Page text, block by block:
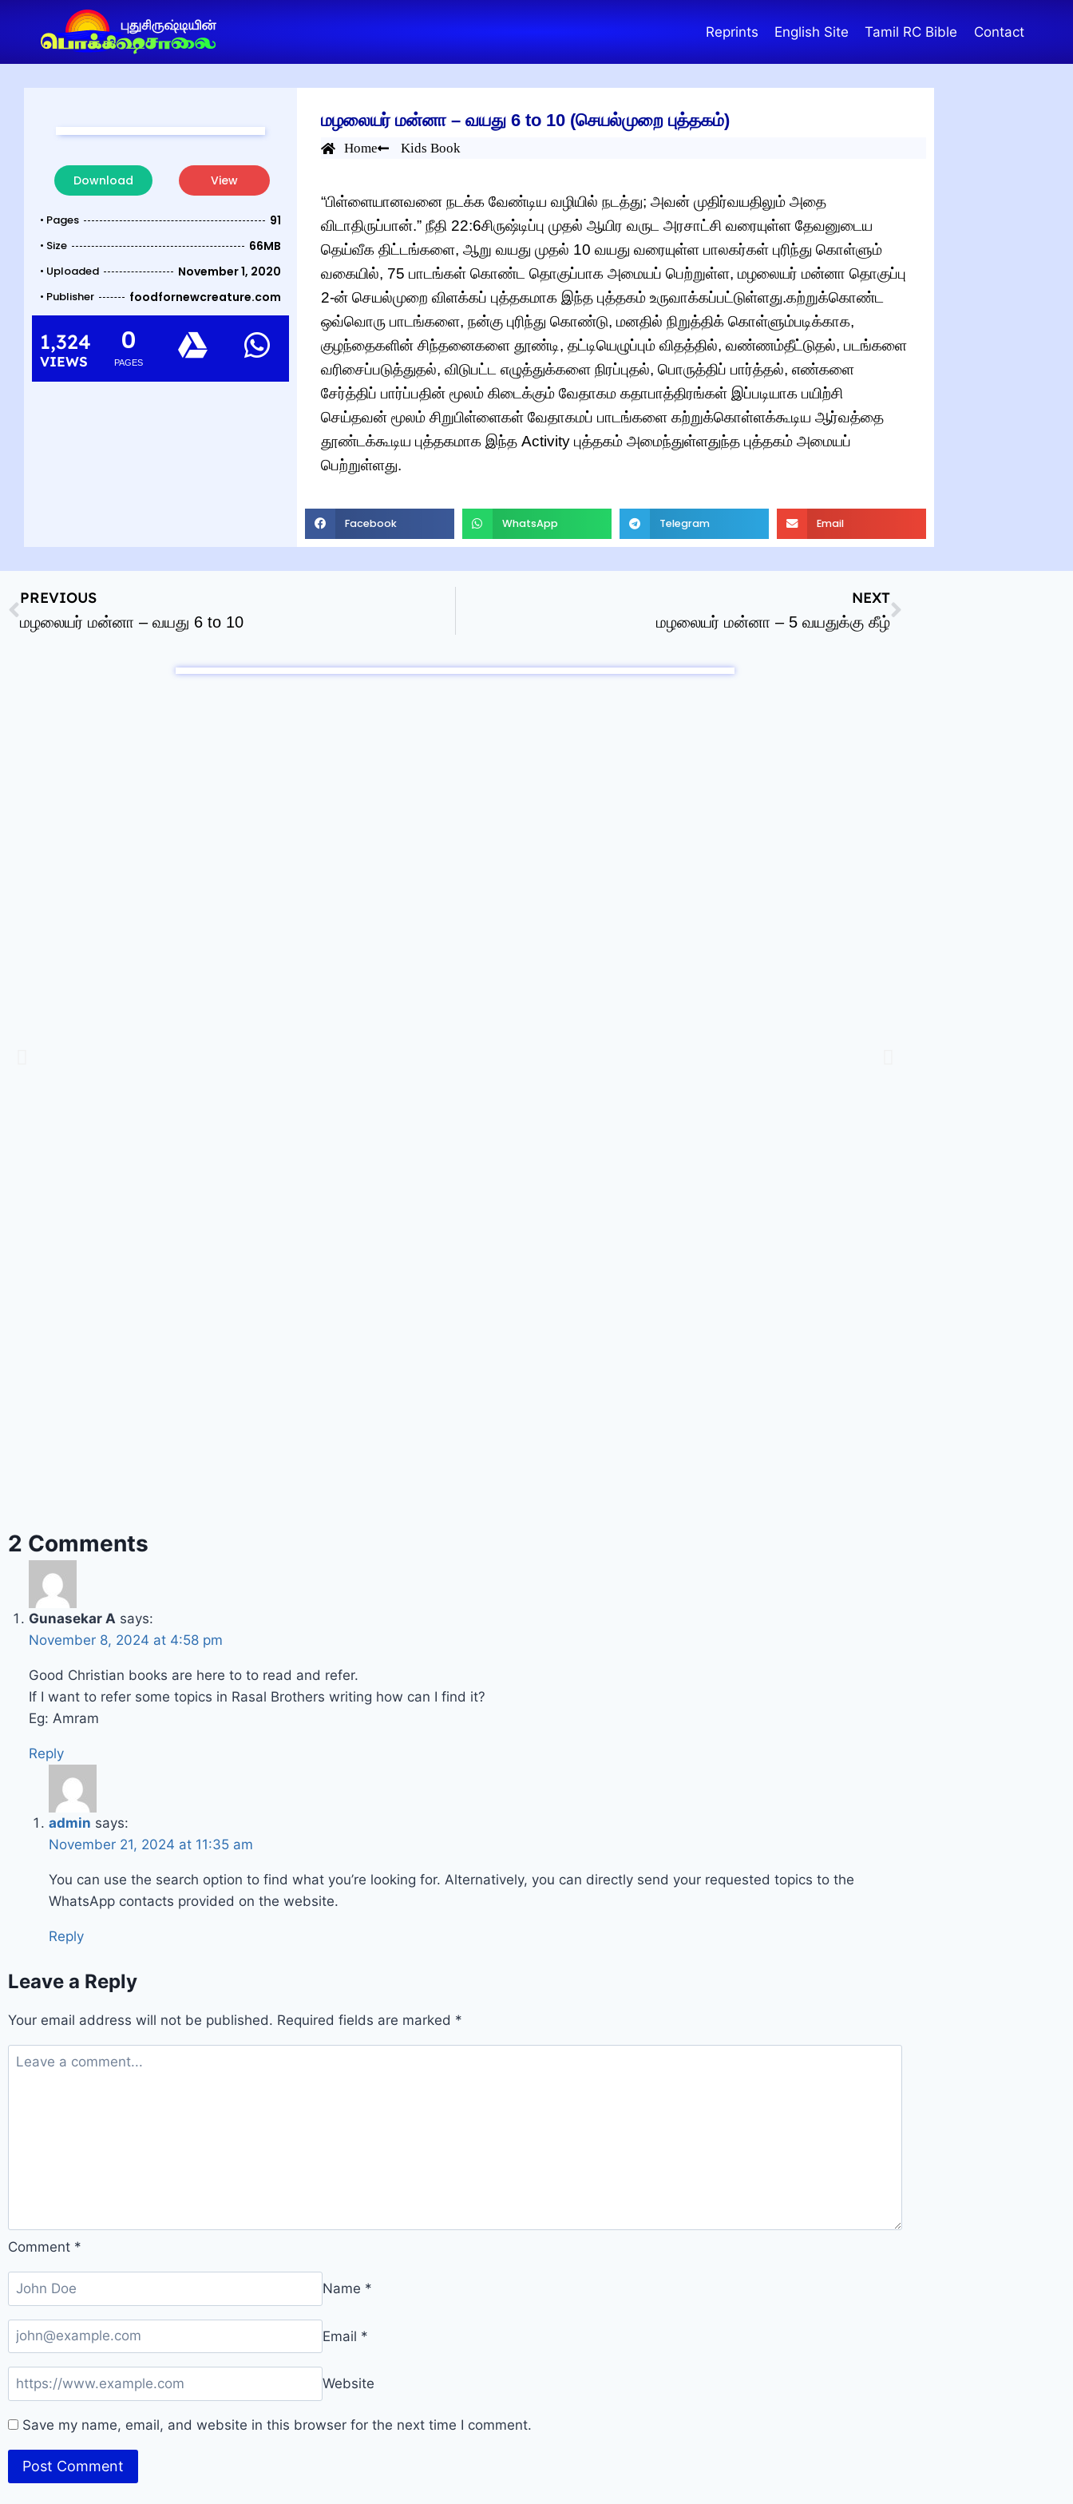
Reprints English Site Tamil RC Bible Contact
Download View
• Pages 91
• Size 66MB
• Uploaded November 1, 2020
• Publisher foodfornewcreature.com
1,324
VIEWS PAGES
0
மழலையர் மன்னா – வயது 6 to 10 (செயல்முறை புத்தகம்)
Home Kids Book
“பிள்ளையானவனை நடக்க வேண்டிய வழியில் நடத்து; அவன் முதிர்வயதிலும் அதை
விடாதிருப்பான்.” நீதி 22:6சிருஷ்டிப்பு முதல் ஆயிர வருட அரசாட்சி வரையுள்ள தேவனுடைய
தெய்வீக திட்டங்களை, ஆறு வயது முதல் 10 வயது வரையுள்ள பாலகர்கள் புரிந்து கொள்ளும்
வகையில், 75 பாடங்கள் கொண்ட தொகுப்பாக அமையப் பெற்றுள்ள, மழலையர் மன்னா தொகுப்பு
2-ன் செயல்முறை விளக்கப் புத்தகமாக இந்த புத்தகம் உருவாக்கப்பட்டுள்ளது.கற்றுக்கொண்ட
ஒவ்வொரு பாடங்களை, நன்கு புரிந்து கொண்டு, மனதில் நிறுத்திக் கொள்ளும்படிக்காக,
குழந்தைகளின் சிந்தனைகளை தூண்டி, தட்டியெழுப்பும் விதத்தில், வண்ணம்தீட்டுதல், படங்களை
வரிசைப்படுத்துதல், விடுபட்ட எழுத்துக்களை நிரப்புதல், பொருத்திப் பார்த்தல், எண்களை
சேர்த்திப் பார்ப்பதின் மூலம் கிடைக்கும் வேதாகம கதாபாத்திரங்கள் இப்படியாக பயிற்சி
செய்தவன் மூலம் சிறுபிள்ளைகள் வேதாகமப் பாடங்களை கற்றுக்கொள்ளக்கூடிய ஆர்வத்தை
தூண்டக்கூடிய புத்தகமாக இந்த Activity புத்தகம் அமைந்துள்ளதுந்த புத்தகம் அமையப்
பெற்றுள்ளது.
Facebook WhatsApp Telegram Email
PREVIOUS
மழலையர் மன்னா – வயது 6 to 10
NEXT
மழலையர் மன்னா – 5 வயதுக்கு கீழ்
2 Comments
Gunasekar A says:
November 8, 2024 at 4:58 pm
Good Christian books are here to to read and refer.
If I want to refer some topics in Rasal Brothers writing how can I find it?
Eg: Amram
Reply
admin says:
November 21, 2024 at 11:35 am
You can use the search option to find what you’re looking for. Alternatively, you can directly send your requested topics to the
WhatsApp contacts provided on the website.
Reply
Leave a Reply
Your email address will not be published. Required fields are marked *
Comment *
Name *
Email *
Website
Save my name, email, and website in this browser for the next time I comment.